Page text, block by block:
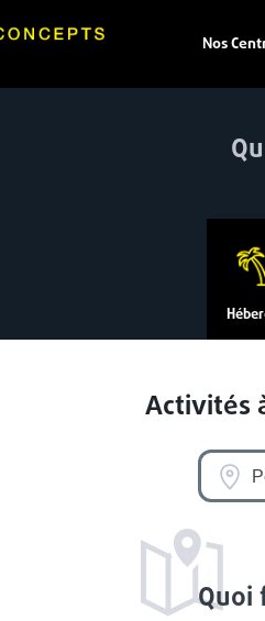
Nos
Activités
Quoi